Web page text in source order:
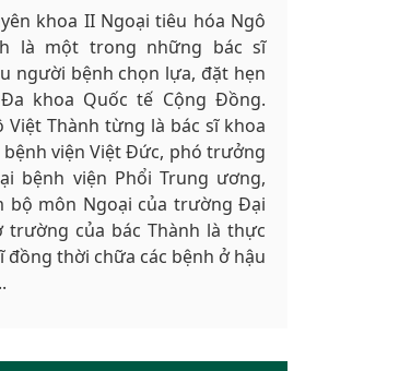
khoa II Ngoại tiêu hóa Ngô
là một trong những bác sĩ
người bệnh chọn lựa, đặt hẹn
khoa Quốc tế Cộng Đồng.
Việt Thành từng là bác sĩ khoa
bệnh viện Việt Đức, phó trưởng
bệnh viện Phổi Trung ương,
bộ môn Ngoại của trường Đại
trường của bác Thành là thực
đồng thời chữa các bệnh ở hậu